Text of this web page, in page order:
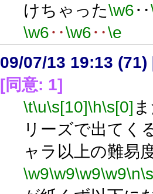
けちゃった\w6‥
\w6‥\w6‥\e
09/07/13 19:13 (71)
[同意: 1]
\t\u\s[10]\h\s[0]
リーズで出てく
ャラ以上の難易
\w9\w9\w9\w9\n